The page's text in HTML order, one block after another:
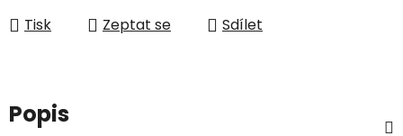
Tisk Zeptat se Sdílet
Popis